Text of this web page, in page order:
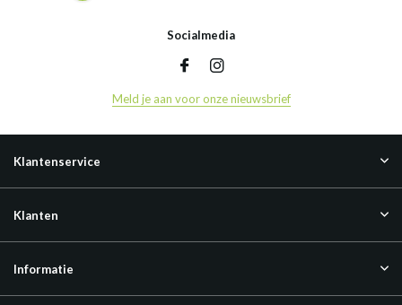
Socialmedia
Meld je aan voor onze nieuwsbrief
Klantenservice
Klanten
Informatie